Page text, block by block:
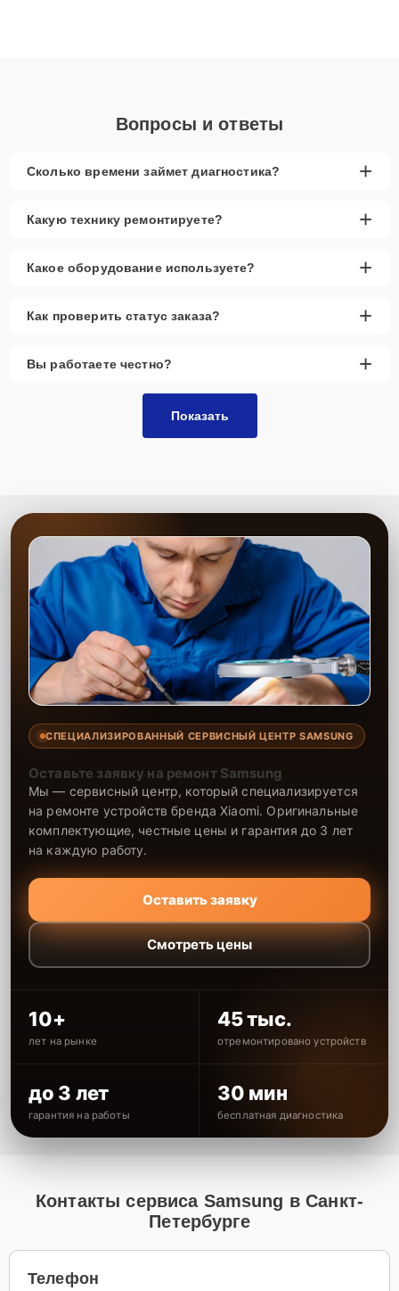
Вопросы и ответы
Сколько времени займет диагностика? +
Какую технику ремонтируете? +
Какое оборудование используете? +
Как проверить статус заказа? +
Вы работаете честно? +
Показать
СПЕЦИАЛИЗИРОВАННЫЙ СЕРВИСНЫЙ ЦЕНТР SAMSUNG
Оставьте заявку на ремонт Samsung
Мы — сервисный центр, который специализируется
на ремонте устройств бренда Xiaomi. Оригинальные
комплектующие, честные цены и гарантия до 3 лет
на каждую работу.
Оставить заявку
Смотреть цены
10+
лет на рынке
45 тыс.
отремонтировано устройств
до 3 лет
гарантия на работы
30 мин
бесплатная диагностика
Контакты сервиса Samsung в Санкт-
Петербурге
Телефон